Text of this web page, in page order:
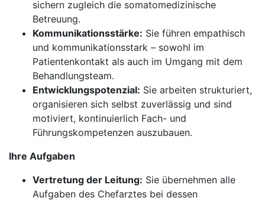
sichern zugleich die somatomedizinische
Betreuung.
Kommunikationsstärke: Sie führen empathisch
und kommunikationsstark – sowohl im
Patientenkontakt als auch im Umgang mit dem
Behandlungsteam.
Entwicklungspotenzial: Sie arbeiten strukturiert,
organisieren sich selbst zuverlässig und sind
motiviert, kontinuierlich Fach- und
Führungskompetenzen auszubauen.
Ihre Aufgaben
Vertretung der Leitung: Sie übernehmen alle
Aufgaben des Chefarztes bei dessen